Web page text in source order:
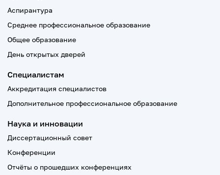
Аспирантура
Среднее профессиональное образование
Общее образование
День открытых дверей
Специалистам
Аккредитация специалистов
Дополнительное профессиональное образование
Наука и инновации
Диссертационный совет
Конференции
Отчёты о прошедших конференциях